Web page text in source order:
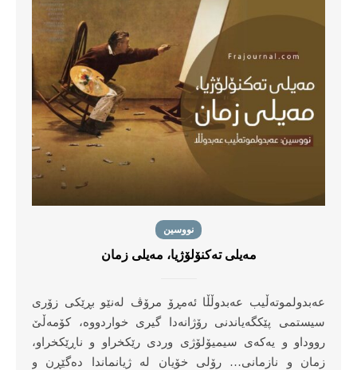
نووسین
مەیلی تەكنۆلۆژیا، مەیلی زمان
عەبدولموتەڵیب عەبدوڵڵا ئەمڕۆ مرۆڤ لەنێو بڕێكی زۆری
سیستمی پێكگەیاندنی رۆژانەدا گیری خواردووە، كۆمەڵێ‌
رووداو و یەكەی سیمیۆلۆژی وردی رێكخراو و ناڕێكخراو،
زمان و نازمانی… رۆلی خۆیان لە ژیانماندا دەگێڕن و